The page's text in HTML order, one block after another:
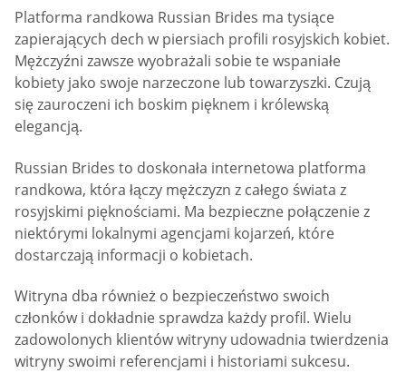
Platforma randkowa Russian Brides ma tysiące
zapierających dech w piersiach profili rosyjskich kobiet.
Mężczyźni zawsze wyobrażali sobie te wspaniałe
kobiety jako swoje narzeczone lub towarzyszki. Czują
się zauroczeni ich boskim pięknem i królewską
elegancją.
Russian Brides to doskonała internetowa platforma
randkowa, która łączy mężczyzn z całego świata z
rosyjskimi pięknościami. Ma bezpieczne połączenie z
niektórymi lokalnymi agencjami kojarzeń, które
dostarczają informacji o kobietach.
Witryna dba również o bezpieczeństwo swoich
członków i dokładnie sprawdza każdy profil. Wielu
zadowolonych klientów witryny udowadnia twierdzenia
witryny swoimi referencjami i historiami sukcesu.